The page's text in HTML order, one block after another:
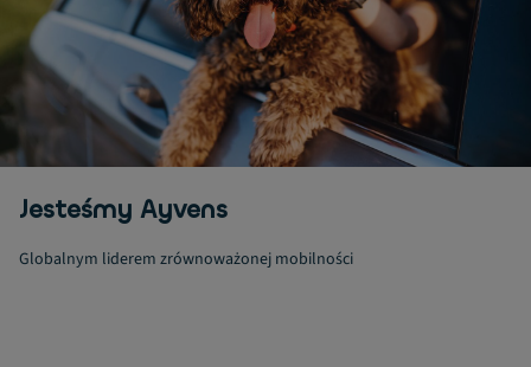
Jesteśmy Ayvens
Globalnym liderem zrównoważonej mobilności